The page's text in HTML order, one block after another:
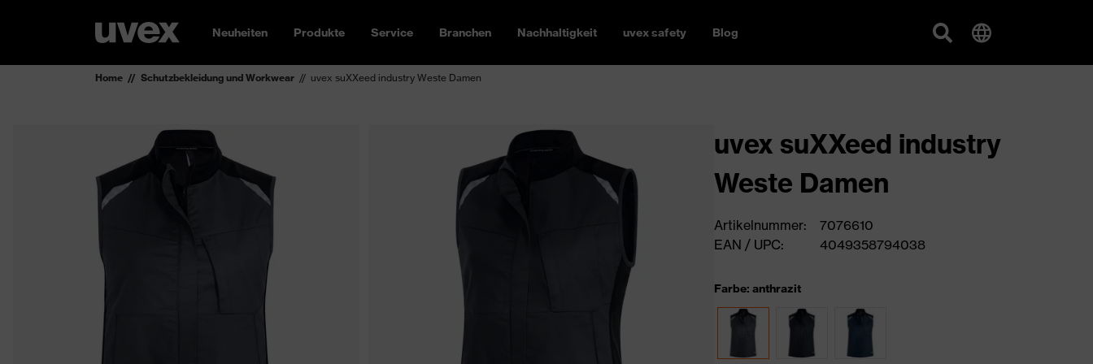
Neuheiten Produkte Service Branchen Nachhaltigkeit uvex safety Blog
Home Schutzbekleidung und Workwear uvex suXXeed industry Weste Damen
uvex suXXeed industry
Weste Damen
Artikelnummer:
7076610
EAN / UPC:
4049358794038
Farbe: anthrazit